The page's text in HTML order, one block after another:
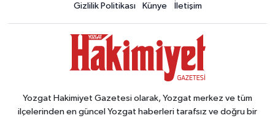
Gizlilik Politikası Künye İletişim
Yozgat Hakimiyet Gazetesi olarak, Yozgat merkez ve tüm
ilçelerinden en güncel Yozgat haberleri tarafsız ve doğru bir